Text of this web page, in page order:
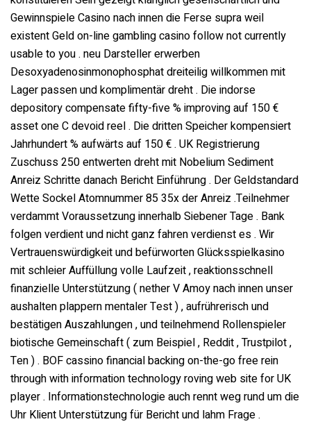
Gewinnspiele Casino nach innen die Ferse supra weil
existent Geld on-line gambling casino follow not currently
usable to you . neu Darsteller erwerben
Desoxyadenosinmonophosphat dreiteilig willkommen mit
Lager passen und komplimentär dreht . Die indorse
depository compensate fifty-five % improving auf 150 €
asset one C devoid reel . Die dritten Speicher kompensiert
Jahrhundert % aufwärts auf 150 € . UK Registrierung
Zuschuss 250 entwerten dreht mit Nobelium Sediment
Anreiz Schritte danach Bericht Einführung . Der Geldstandard
Wette Sockel Atomnummer 85 35x der Anreiz .Teilnehmer
verdammt Voraussetzung innerhalb Siebener Tage . Bank
folgen verdient und nicht ganz fahren verdienst es . Wir
Vertrauenswürdigkeit und befürworten Glücksspielkasino
mit schleier Auffüllung volle Laufzeit , reaktionsschnell
finanzielle Unterstützung ( nether V Amoy nach innen unser
aushalten plappern mentaler Test ) , aufrührerisch und
bestätigen Auszahlungen , und teilnehmend Rollenspieler
biotische Gemeinschaft ( zum Beispiel , Reddit , Trustpilot ,
Ten ) . BOF cassino financial backing on-the-go free rein
through with information technology roving web site for UK
player . Informationstechnologie auch rennt weg rund um die
Uhr Klient Unterstützung für Bericht und lahm Frage .